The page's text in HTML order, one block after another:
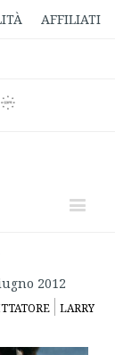
AFFILIATI
Informativa
2012
LARRY